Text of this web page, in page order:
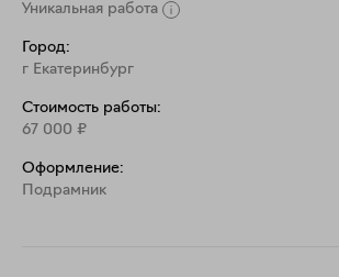
Уникальная работа
Город:
г Екатеринбург
Стоимость работы:
67 000 ₽
Оформление:
Подрамник